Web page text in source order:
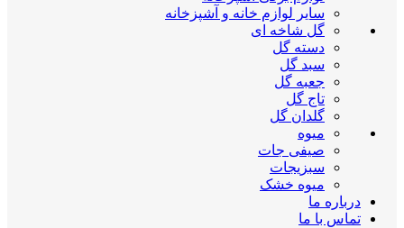
سایر لوازم خانه و آشپزخانه
گل شاخه ای
دسته گل
سبد گل
جعبه گل
تاج گل
گلدان گل
میوه
صیفی جات
سبزیجات
میوه خشک
درباره ما
تماس با ما